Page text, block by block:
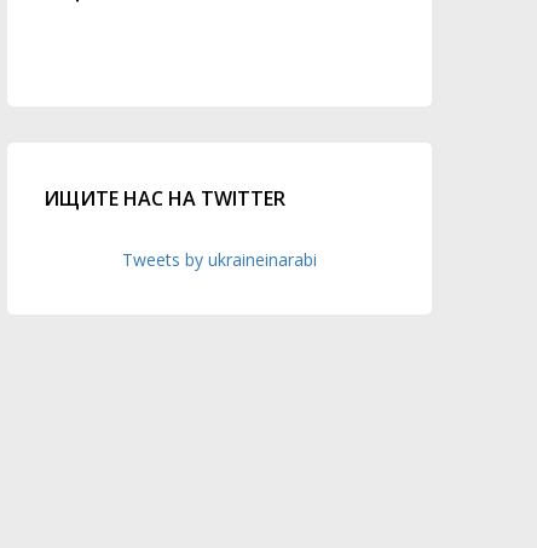
ИЩИТЕ НАС НА TWITTER
Tweets by ukraineinarabi